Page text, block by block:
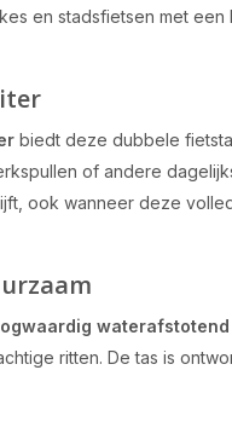
en stadsfietsen met een
biedt deze dubbele
of andere
ook wanneer deze
ritten. De tas is